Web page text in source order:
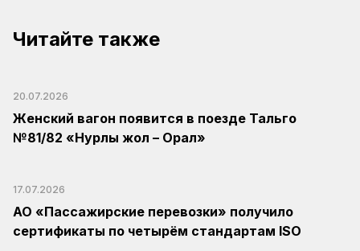
Читайте также
20.07.2026
Женский вагон появится в поезде Тальго
№81/82 «Нурлы жол – Орал»
17.07.2026
АО «Пассажирские перевозки» получило
сертификаты по четырём стандартам ISO